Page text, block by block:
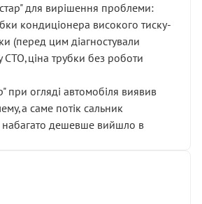
для вирішення проблеми:
кондиціонера високого тиску-
(перед цим діагностували
трубки без роботи
при огляді автомобіля виявив
саме потік сальник
дешевше вийшло в